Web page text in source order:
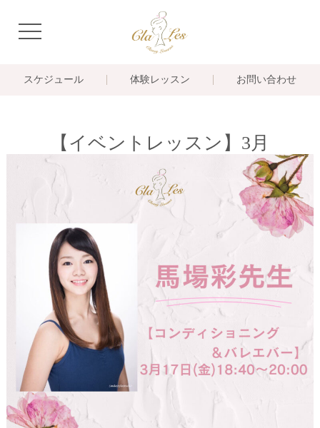
navigation
スケジュール 体験レッスン お問い合わせ
【イベントレッスン】3月